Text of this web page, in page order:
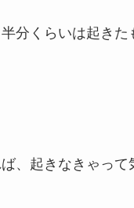
分くらいは起きた
、起きなきゃって